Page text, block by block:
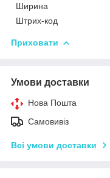
Ширина
Штрих-код
Приховати
Умови доставки
Нова Пошта
Самовивіз
Всі умови доставки